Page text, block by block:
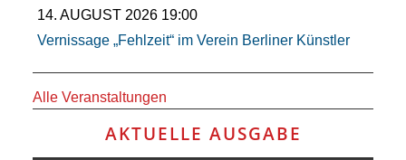
SACHE
ÖFFENTLICHER
14. AUGUST 2026 19:00
Vernissage „Fehlzeit“ im Verein Berliner Künstler
Alle Veranstaltungen
AKTUELLE AUSGABE